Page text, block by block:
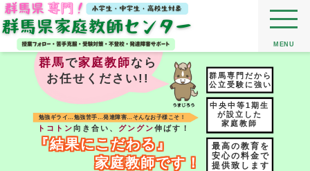
MENU
群馬で家庭教師なら
お任せください!!
勉強ギライ…勉強苦手…発達障害…そんなお子様こそ！
トコトン向き合い、 グングン伸ばす！
『結果にこだわる』
家庭教師です！
群馬専門だから
公立受験に強い
中央中等1期生
が設立した
家庭教師
最高の教育を
安心の料金で
提供致します